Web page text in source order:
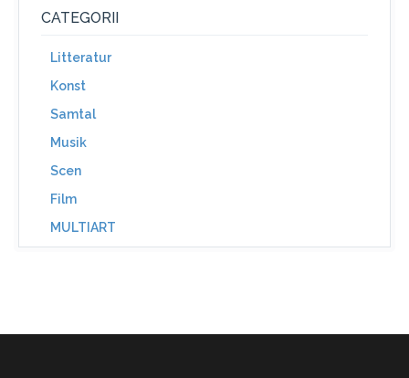
CATEGORII
Litteratur
Konst
Samtal
Musik
Scen
Film
MULTIART